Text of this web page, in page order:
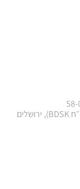
כנפי נשרים 23 (משרד רו״ח BDSK), ירושלים